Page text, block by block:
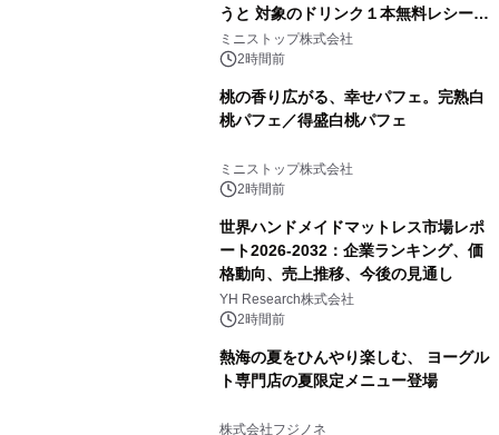
うと 対象のドリンク１本無料レシート
クーポンもらえる！※1
ミニストップ株式会社
2時間前
桃の香り広がる、幸せパフェ。完熟白
桃パフェ／得盛白桃パフェ
ミニストップ株式会社
2時間前
世界ハンドメイドマットレス市場レポ
ート2026-2032：企業ランキング、価
格動向、売上推移、今後の見通し
YH Research株式会社
2時間前
熱海の夏をひんやり楽しむ、 ヨーグル
ト専門店の夏限定メニュー登場
株式会社フジノネ